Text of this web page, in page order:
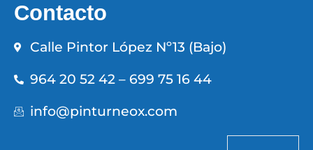
Contacto
Calle Pintor López Nº13 (Bajo)
964 20 52 42 – 699 75 16 44
info@pinturneox.com